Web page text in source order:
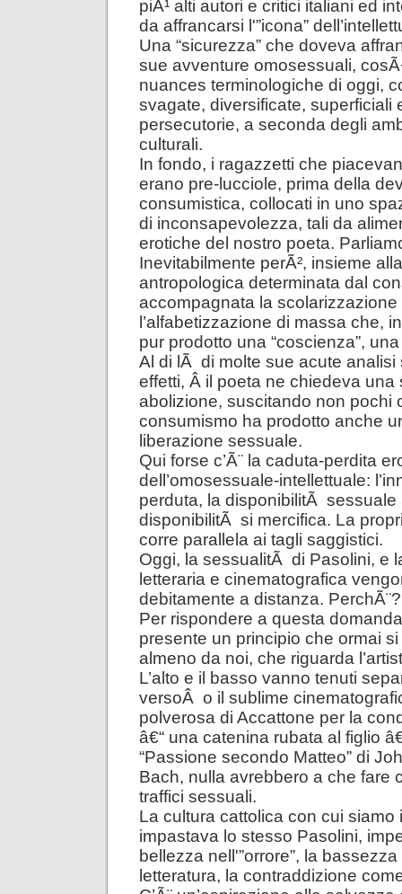
piÃ¹ alti autori e critici italiani ed
da affrancarsi l'”icona”
Una “sicurezza” che doveva
sue avventure omosessuali,
nuances terminologiche di oggi,
svagate, diversificate, superficiali
persecutorie, a seconda degli
culturali.
In fondo, i ragazzetti che
erano pre-lucciole, prima della
consumistica, collocati in uno
di inconsapevolezza, tali da
erotiche del nostro poeta.
Inevitabilmente perÃ², insieme
antropologica determinata dal
accompagnata la scolarizzazione
l’alfabetizzazione di massa che,
pur prodotto una “coscienza”,
Al di lÃ di molte sue acute analisi
effetti, Â il poeta ne chiedeva una
abolizione, suscitando non pochi
consumismo ha prodotto anche
liberazione sessuale.
Qui forse c’Ã¨ la caduta-perdita
dell’omosessuale-intellettuale:
perduta, la disponibilitÃ sessuale
disponibilitÃ si mercifica. La
corre parallela ai tagli saggistici.
Oggi, la sessualitÃ di Pasolini, e
letteraria e cinematografica
debitamente a distanza. PerchÃ¨?
Per rispondere a questa
presente un principio che ormai si
almeno da noi, che riguarda
L’alto e il basso vanno tenuti
versoÂ o il sublime
polverosa di Accattone per la
â€“ una catenina rubata al figlio
“Passione secondo Matteo” di
Bach, nulla avrebbero a che fare
traffici sessuali.
La cultura cattolica con cui siamo
impastava lo stesso Pasolini,
bellezza nell'”orrore”, la
letteratura, la contraddizione